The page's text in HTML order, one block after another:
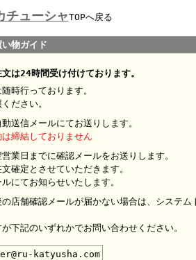
チューシャTOPへ戻る
い物ガイド
は24時間受け付けております。
時行っております。
ださい。
送信メールにてお送りします。
締結しておりません
業日までに確認メールをお送りします。
確定とさせていただきます。
にてお知らせいたします。
店舗確認メールが届かない場合は、システム
下記のいずれかでお問い合わせください。
katyusha.com